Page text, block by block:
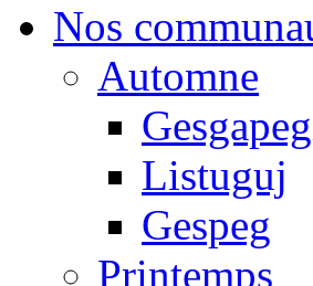
Nos
Automne
Listuguj
Gespeg
Printemps